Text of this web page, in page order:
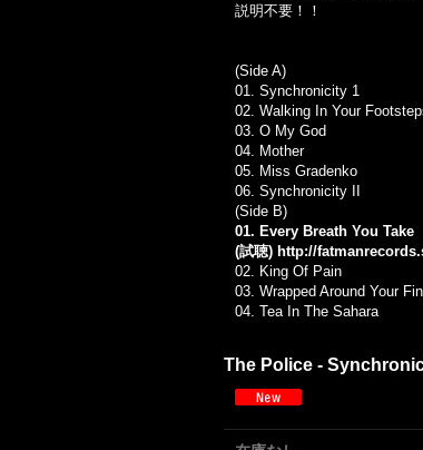
説明不要！！
(Side A)
01. Synchronicity 1
02. Walking In Your
03. O My God
04. Mother
05. Miss Gradenko
06. Synchronicity II
(Side B)
01. Every Breath You Take
(試聴) http://
02. King Of Pain
03. Wrapped Around Your
04. Tea In The Sahara
The Police -